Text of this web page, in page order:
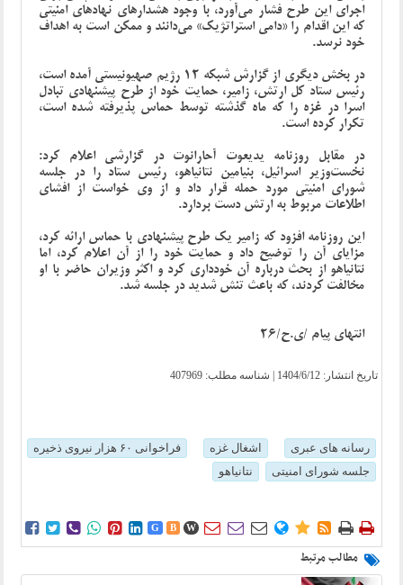
اجرای این طرح فشار می‌آورد، با وجود هشدارهای نهادهای امنیتی
که این اقدام را «دامی استراتژیک» می‌دانند و ممکن است به اهداف
خود نرسد.
در بخش دیگری از گزارش شبکه 12 رژیم صهیونیستی آمده است،
رئیس ستاد کل ارتش، زامیر، حمایت خود از طرح پیشنهادی تبادل
اسرا در غزه را که ماه گذشته توسط حماس پذیرفته شده است،
تکرار کرده است.
در مقابل روزنامه یدیعوت آحارانوت در گزارشی اعلام کرد:
نخست‌وزیر اسرائیل، بنیامین نتانیاهو، رئیس ستاد را در جلسه
شورای امنیتی مورد حمله قرار داد و از وی خواست از افشای
اطلاعات مربوط به ارتش دست بردارد.
این روزنامه افزود که زامیر یک طرح پیشنهادی با حماس ارائه کرد،
مزایای آن را توضیح داد و حمایت خود را از آن اعلام کرد، اما
نتانیاهو از بحث درباره آن خودداری کرد و اکثر وزیران حاضر با او
مخالفت کردند، که باعث تنش شدید در جلسه شد.
انتهای پیام /ی.ح/26
تاریخ انتشار: 1404/6/12 | شناسه مطلب: 407969
رسانه های عبری اشغال غزه
فراخوانی ۶۰ هزار نیروی ذخیره
جلسه شورای امنیتی
نتانیاهو
      G B W        
مطالب مرتبط